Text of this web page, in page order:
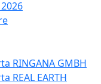
RINGANA GMBH
REAL EARTH